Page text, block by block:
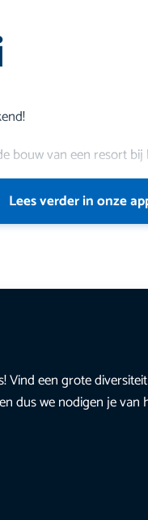
bouw van een resort
Lees verder in onze
een grote
dus we nodigen je